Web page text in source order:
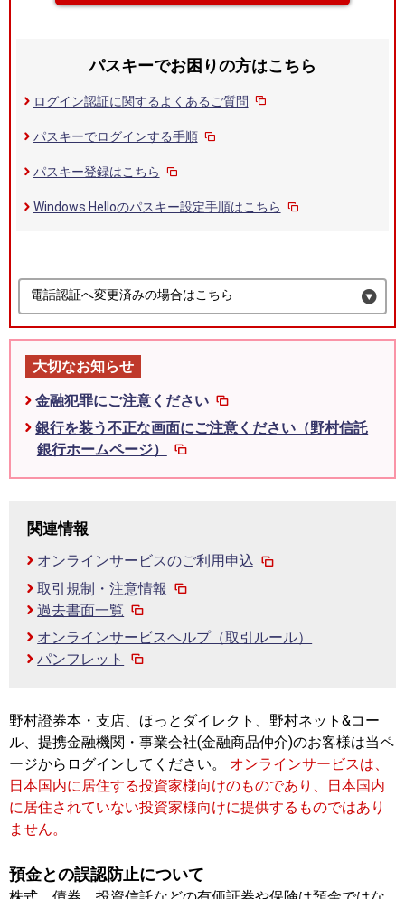
パスキーでお困りの方はこちら
ログイン認証に関するよくあるご質問
パスキーでログインする手順
パスキー登録はこちら
Windows Helloのパスキー設定手順はこちら
電話認証へ変更済みの場合はこちら
大切なお知らせ
金融犯罪にご注意ください
銀行を装う不正な画面にご注意ください（野村信託
銀行ホームページ）
関連情報
オンラインサービスのご利用申込
取引規制・注意情報
過去書面一覧
オンラインサービスヘルプ（取引ルール）
パンフレット
野村證券本・支店、ほっとダイレクト、野村ネット&コー
ル、提携金融機関・事業会社(金融商品仲介)のお客様は当ペ
ージからログインしてください。 オンラインサービスは、
日本国内に居住する投資家様向けのものであり、日本国内
に居住されていない投資家様向けに提供するものではあり
ません。
預金との誤認防止について